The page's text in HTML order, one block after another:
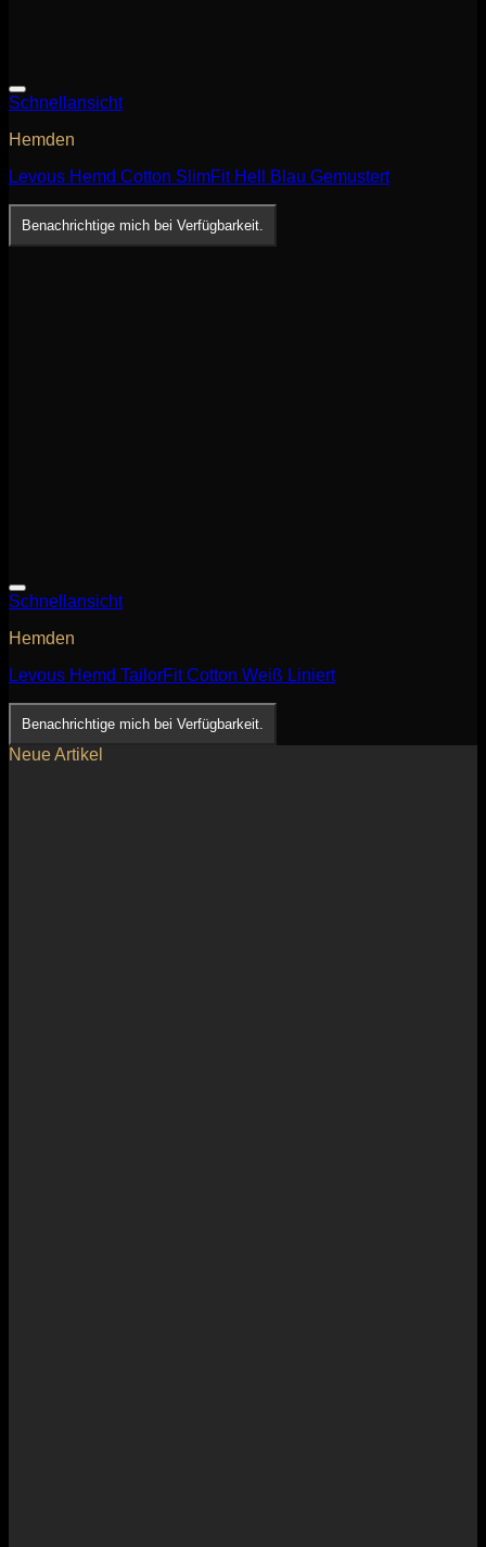
Schnellansicht
Hemden
Levous Hemd Cotton SlimFit Hell Blau Gemustert
Benachrichtige mich bei Verfügbarkeit.
Schnellansicht
Hemden
Levous Hemd TailorFit Cotton Weiß Liniert
Benachrichtige mich bei Verfügbarkeit.
Neue Artikel